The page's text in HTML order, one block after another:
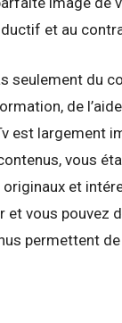
et au
seulement du
de
est largement
vous
et
et vous
permettent